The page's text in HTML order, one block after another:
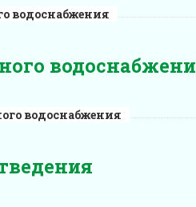
водоснабжения
водоснабжения